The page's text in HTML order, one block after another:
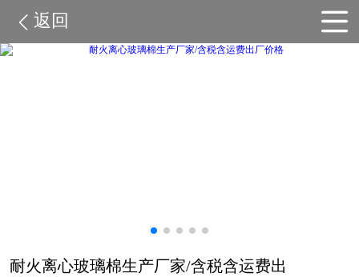
返回
耐火离心玻璃棉生产厂家/含税含运费出